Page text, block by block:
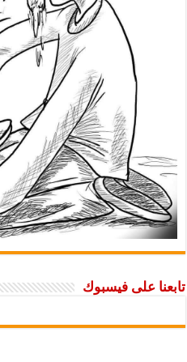
تابعنا على فيسبوك